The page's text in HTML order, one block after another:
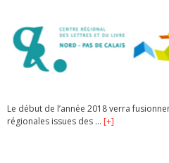
Le début de l’année 2018 verra
régionales issues des … [+]